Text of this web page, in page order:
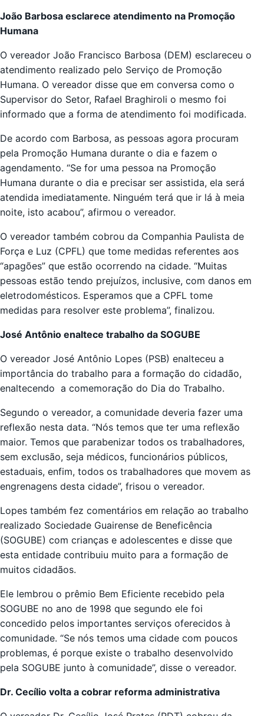
João Barbosa esclarece atendimento na Promoção
Humana
O vereador João Francisco Barbosa (DEM) esclareceu o
atendimento realizado pelo Serviço de Promoção
Humana. O vereador disse que em conversa como o
Supervisor do Setor, Rafael Braghiroli o mesmo foi
informado que a forma de atendimento foi modificada.
De acordo com Barbosa, as pessoas agora procuram
pela Promoção Humana durante o dia e fazem o
agendamento. “Se for uma pessoa na Promoção
Humana durante o dia e precisar ser assistida, ela será
atendida imediatamente. Ninguém terá que ir lá à meia
noite, isto acabou”, afirmou o vereador.
O vereador também cobrou da Companhia Paulista de
Força e Luz (CPFL) que tome medidas referentes aos
“apagões” que estão ocorrendo na cidade. “Muitas
pessoas estão tendo prejuízos, inclusive, com danos em
eletrodomésticos. Esperamos que a CPFL tome
medidas para resolver este problema”, finalizou.
José Antônio enaltece trabalho da SOGUBE
O vereador José Antônio Lopes (PSB) enalteceu a
importância do trabalho para a formação do cidadão,
enaltecendo a comemoração do Dia do Trabalho.
Segundo o vereador, a comunidade deveria fazer uma
reflexão nesta data. “Nós temos que ter uma reflexão
maior. Temos que parabenizar todos os trabalhadores,
sem exclusão, seja médicos, funcionários públicos,
estaduais, enfim, todos os trabalhadores que movem as
engrenagens desta cidade”, frisou o vereador.
Lopes também fez comentários em relação ao trabalho
realizado Sociedade Guairense de Beneficência
(SOGUBE) com crianças e adolescentes e disse que
esta entidade contribuiu muito para a formação de
muitos cidadãos.
Ele lembrou o prêmio Bem Eficiente recebido pela
SOGUBE no ano de 1998 que segundo ele foi
concedido pelos importantes serviços oferecidos à
comunidade. “Se nós temos uma cidade com poucos
problemas, é porque existe o trabalho desenvolvido
pela SOGUBE junto à comunidade”, disse o vereador.
Dr. Cecílio volta a cobrar reforma administrativa